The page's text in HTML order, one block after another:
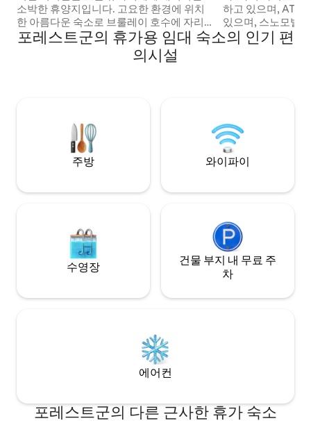
소박한 휴양지입니다. 고요한 환경에 위치
한 아름다운 숙소로 브룰레이 호수에 자리
잡고 있으며, 숨 막히는 전망을 자랑합니다!
도로를 따라 불과 0.5마일 떨어진 곳에 보트
정박지가 있습니다. 가족과 함께 전자기기
다! 자세한 사항은 메시지로 문의해 주세요!
***와이파이 또는 휴대전화 서비스 없음!!***
하고 있으며, ATV
있으며, 스노모빌
있습니다. 레인지 라인 호수는 불과 2.2마일
거리에 있습니다.
러 제너럴이 몇 블
포레스트군의 휴가용 임대 숙소의 인기 편
의시설
주방 와이파이
수영장
건물 부지 내 무료 주
차
에어컨
포레스트군의 다른 근사한 휴가 숙소